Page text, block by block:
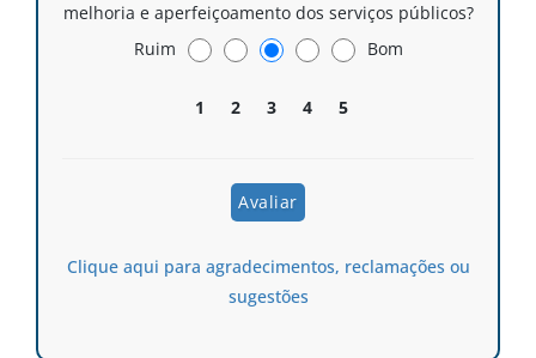
melhoria e aperfeiçoamento dos serviços públicos?
Ruim
1 2 3 4 5
Bom
Clique aqui para agradecimentos, reclamações ou
sugestões